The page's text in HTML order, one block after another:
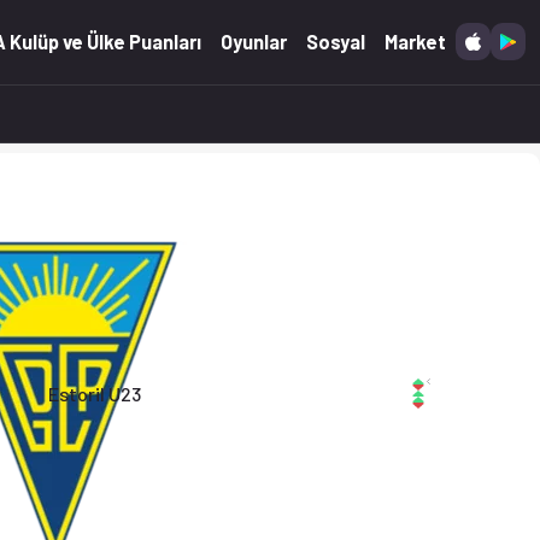
Kulüp ve Ülke Puanları Oyunlar Sosyal Market
Estoril U23